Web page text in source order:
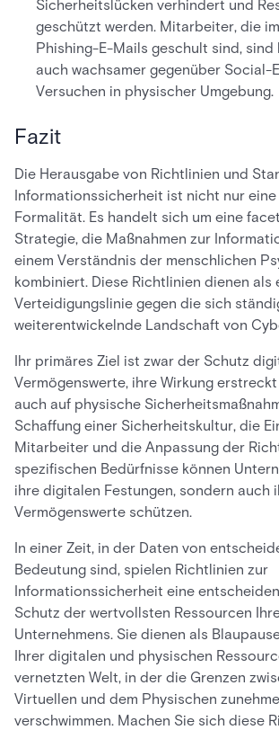
Sicherheitslücken verhindert und
geschützt werden. Mitarbeiter, die
Phishing-E-Mails geschult sind, sind
auch wachsamer gegenüber Social-
Versuchen in physischer Umgebung.
Fazit
Die Herausgabe von Richtlinien und
Informationssicherheit ist nicht nur
Formalität. Es handelt sich um eine
Strategie, die Maßnahmen zur
einem Verständnis der menschlichen
kombiniert. Diese Richtlinien dienen als
Verteidigungslinie gegen die sich
weiterentwickelnde Landschaft von
Ihr primäres Ziel ist zwar der Schutz
Vermögenswerte, ihre Wirkung
auch auf physische
Schaffung einer Sicherheitskultur, die
Mitarbeiter und die Anpassung der
spezifischen Bedürfnisse können
ihre digitalen Festungen, sondern auch
Vermögenswerte schützen.
In einer Zeit, in der Daten von
Bedeutung sind, spielen Richtlinien zur
Informationssicherheit eine
Schutz der wertvollsten Ressourcen
Unternehmens. Sie dienen als
Ihrer digitalen und physischen
vernetzten Welt, in der die Grenzen
Virtuellen und dem Physischen
verschwimmen. Machen Sie sich diese